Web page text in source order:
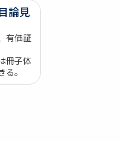
論見
有価証
冊子体
。